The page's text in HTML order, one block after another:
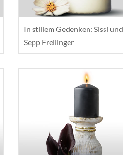
In stillem Gedenken: Sissi und
Sepp Freilinger